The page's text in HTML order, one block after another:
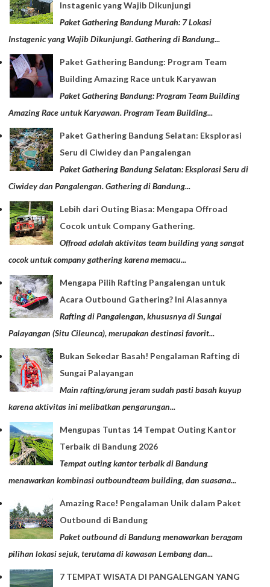
Instagenic yang Wajib Dikunjungi
Paket Gathering Bandung Murah: 7 Lokasi
Instagenic yang Wajib Dikunjungi. Gathering di Bandung...
Paket Gathering Bandung: Program Team
Building Amazing Race untuk Karyawan
Paket Gathering Bandung: Program Team Building
Amazing Race untuk Karyawan. Program Team Building...
Paket Gathering Bandung Selatan: Eksplorasi
Seru di Ciwidey dan Pangalengan
Paket Gathering Bandung Selatan: Eksplorasi Seru di
Ciwidey dan Pangalengan. Gathering di Bandung...
Lebih dari Outing Biasa: Mengapa Offroad
Cocok untuk Company Gathering.
Offroad adalah aktivitas team building yang sangat
cocok untuk company gathering karena memacu...
Mengapa Pilih Rafting Pangalengan untuk
Acara Outbound Gathering? Ini Alasannya
Rafting di Pangalengan, khususnya di Sungai
Palayangan (Situ Cileunca), merupakan destinasi favorit...
Bukan Sekedar Basah! Pengalaman Rafting di
Sungai Palayangan
Main rafting/arung jeram sudah pasti basah kuyup
karena aktivitas ini melibatkan pengarungan...
Mengupas Tuntas 14 Tempat Outing Kantor
Terbaik di Bandung 2026
Tempat outing kantor terbaik di Bandung
menawarkan kombinasi outboundteam building, dan suasana...
Amazing Race! Pengalaman Unik dalam Paket
Outbound di Bandung
Paket outbound di Bandung menawarkan beragam
pilihan lokasi sejuk, terutama di kawasan Lembang dan...
7 TEMPAT WISATA DI PANGALENGAN YANG